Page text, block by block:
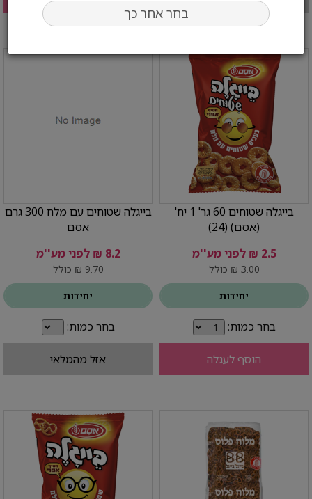
בחר אחר כך
בייגלה שטוחים 60 גר' 1 יח'
(אסם) (24)
2.5 ₪ לפני מע''מ
3.00 ₪ כולל
יחידות
בחר כמות:
הוסף לעגלה
בייגלה שטוחים עם מלח 300 גרם
אסם
8.2 ₪ לפני מע''מ
9.70 ₪ כולל
יחידות
בחר כמות:
אזל מהמלאי